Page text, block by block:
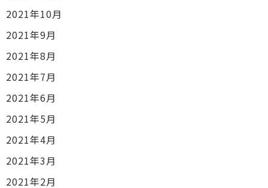
2021年10月
2021年9月
2021年8月
2021年7月
2021年6月
2021年5月
2021年4月
2021年3月
2021年2月